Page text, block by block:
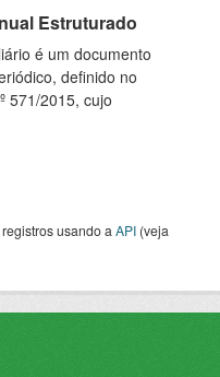
Estruturado
é um documento
definido no
571/2015, cujo
usando a API (veja